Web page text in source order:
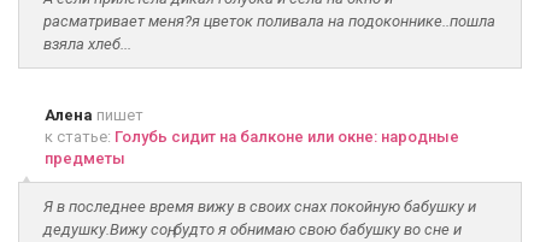
расматривает меня?я цветок поливала на подоконнике..пошла
взяла хлеб...
Алена пишет
к статье: Голубь сидит на балконе или окне: народные
предметы
Я в последнее время вижу в своих снах покойную бабушку и
дедушку.Вижу соң, будто я обнимаю свою бабушку во сне и